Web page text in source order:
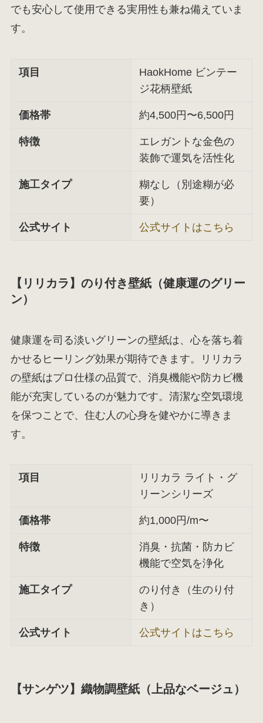
でも安心して使用できる実用性も兼ね備えていま
す。
項目
HaokHome ビンテー
ジ花柄壁紙
価格帯 約4,500円〜6,500円
特徴
エレガントな金色の
装飾で運気を活性化
施工タイプ
糊なし（別途糊が必
要）
公式サイト 公式サイトはこちら
【リリカラ】のり付き壁紙（健康運のグリー
ン）
健康運を司る淡いグリーンの壁紙は、心を落ち着
かせるヒーリング効果が期待できます。リリカラ
の壁紙はプロ仕様の品質で、消臭機能や防カビ機
能が充実しているのが魅力です。清潔な空気環境
を保つことで、住む人の心身を健やかに導きま
す。
項目
リリカラ ライト・グ
リーンシリーズ
価格帯 約1,000円/m〜
特徴
消臭・抗菌・防カビ
機能で空気を浄化
施工タイプ
のり付き（生のり付
き）
公式サイト 公式サイトはこちら
【サンゲツ】織物調壁紙（上品なベージュ）